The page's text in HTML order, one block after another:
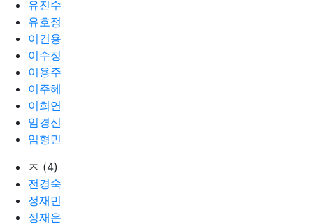
유진수
유호정
이건용
이수정
이용주
이주혜
이희연
임경신
임형민
ㅈ (4)
전경숙
정재민
정재은